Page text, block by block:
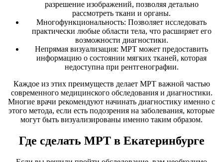
разрешение изображений, позволяя детально
рассмотреть ткани и органы.
Многофункциональность: Позволяет исследовать
практически любые области тела, что расширяет его
возможности диагностики.
Непрямая визуализация: МРТ может предоставить
информацию о состоянии мягких тканей, которая
недоступна при рентгенографии.
Каждое из этих преимуществ делает МРТ важной частью
современного медицинского обследования и диагностики.
Многие врачи рекомендуют начинать диагностику именно с
этого метода, если есть подозрения на заболевания, которые
могут быть визуализированы именно таким образом.
Где сделать МРТ в Екатеринбурге